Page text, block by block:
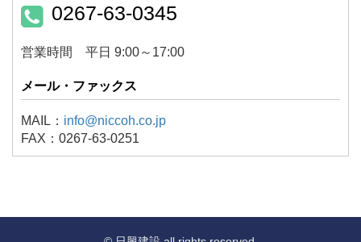
0267-63-0345
営業時間 平日 9:00～17:00
メール・ファックス
MAIL： info@niccoh.co.jp
FAX：0267-63-0251